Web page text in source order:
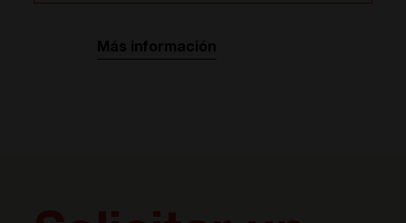
Más información